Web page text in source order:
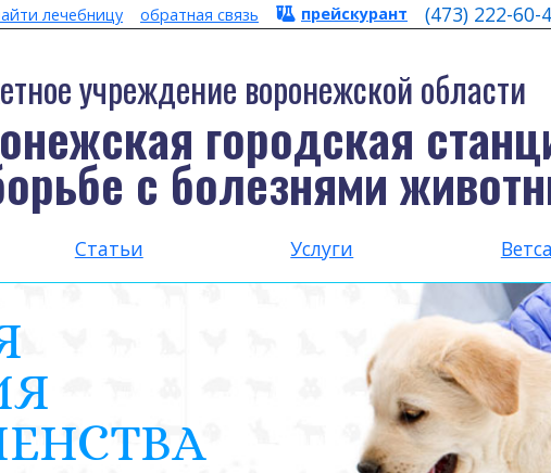
лечебницу обратная связь прейскурант (473) 222-60-
учреждение воронежской области
городская
с болезнями
Статьи Услуги